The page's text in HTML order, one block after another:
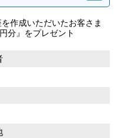
作成いただいたお客さま
分』をプレゼント